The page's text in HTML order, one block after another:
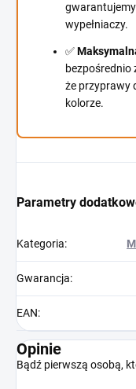
gwarantujemy
wypełniaczy.
✅
bezpośrednio
że przyprawy
kolorze.
Parametry
Kategoria:
Gwarancja:
EAN:
Opinie
Bądź pierwszą osobą,